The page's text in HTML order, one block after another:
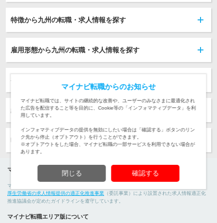
特徴から九州の転職・求人情報を探す
雇用形態から九州の転職・求人情報を探す
初年度年収から九州の転職・求人情報を探す
経験から九州の転職・求人情報を探す
転職ノウハウ
マイナビ転職運営者情報
マイナビ転職は
厚生労働省の求人情報提供の適正化推進事業 （委託事業）により設置された求人情報適正化
推進協議会が定めたガイドラインを遵守しています。
マイナビ転職エリア版について
マイナビ転職からのお知らせ
マイナビ転職では、サイトの継続的な改善や、ユーザーのみなさまに最適化され
た広告を配信すること等を目的に、Cookie等の「インフォマティブデータ」を利
用しています。
インフォマティブデータの提供を無効にしたい場合は「確認する」ボタンのリン
ク先から停止（オプトアウト）を行うことができます。
※オプトアウトをした場合、マイナビ転職の一部サービスを利用できない場合が
あります。
閉じる 確認する